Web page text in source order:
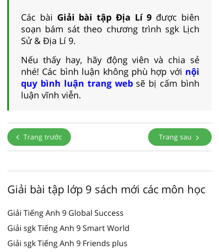
Các bài Giải bài tập Địa Lí 9 được biên
soạn bám sát theo chương trình sgk Lịch
Sử & Địa Lí 9.
Nếu thấy hay, hãy động viên và chia sẻ
nhé! Các bình luận không phù hợp với nội
quy bình luận trang websẽ bị cấm bình
luận vĩnh viễn.
Trang trước Trang sau
Giải bài tập lớp 9 sách mới các môn học
Giải Tiếng Anh 9 Global Success
Giải sgk Tiếng Anh 9 Smart World
Giải sgk Tiếng Anh 9 Friends plus